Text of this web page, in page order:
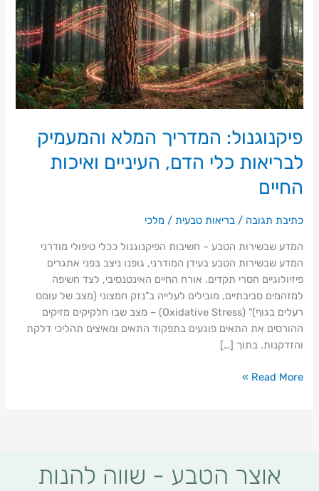
פיקנוגנול: המדריך המלא והמעמיק
לבריאות כלי הדם, העיניים ואיכות
החיים
כתיבת תגובה /בריאות טבעית / מלכי
המדע שבשירות הטבע – חשיבות הפיקנוגנול ככלי טיפולי מודרני
המדע שבשירות הטבע בעידן המודרני, גופנו ניצב בפני אתגרים
פיזיולוגיים חסרי תקדים. אורח החיים האינטנסיבי, לצד חשיפה
למזהמים סביבתיים, מובילים לעלייה ב"נזק חמצוני (מצב של עומס
רעלים בגוף)" (Oxidative Stress) – מצב שבו חלקיקים מזיקים
ההורסים את התאים פוגעים בתפקוד התאים ומאיצים תהליכי דלקת
והזדקנות. בתוך […]
והמעמיק
לבריאות
כלי
הדם,
העיניים
ואיכות
החיים
Read More »
אוצר הטבע - שווה להנות